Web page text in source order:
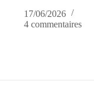
17/06/2026
4 commentaires